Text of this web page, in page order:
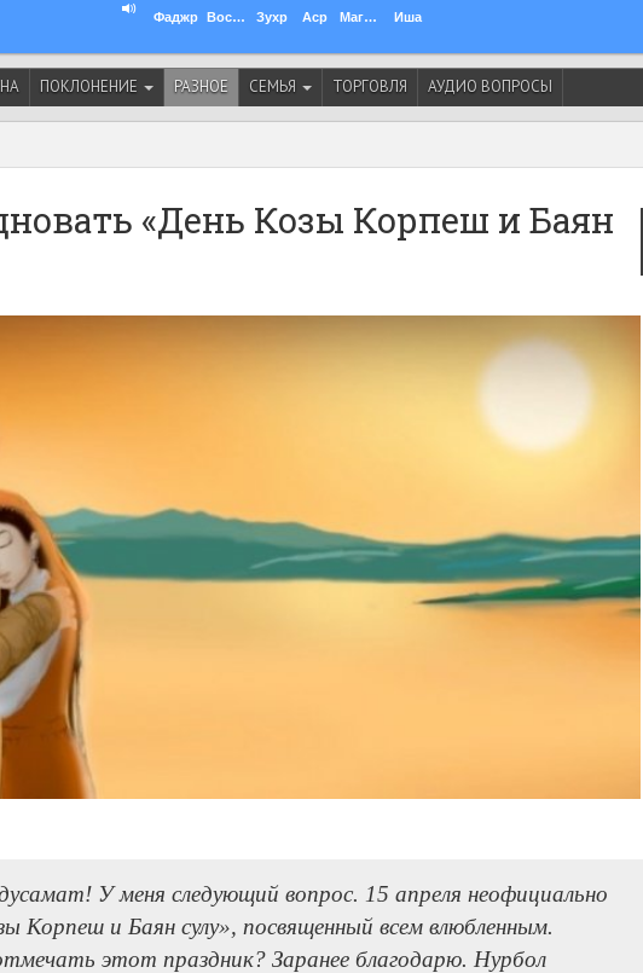
Фаджр Восход Зухр Аср Магриб Иша
ПОКЛОНЕНИЕ РАЗНОЕ СЕМЬЯ ТОРГОВЛЯ АУДИО ВОПРОСЫ
«День Козы Корпеш и Баян
У меня следующий вопрос. 15 апреля неофициально
Корпеш и Баян сулу», посвященный всем влюбленным.
этот праздник? Заранее благодарю. Нурбол